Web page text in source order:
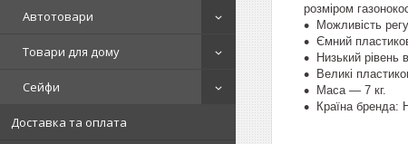
Автотовари
Товари для дому
Сейфи
Доставка та оплата
розміром
Можливість
Ємний
Низький рівень
Великі
Маса — 7 кг.
Країна бренда: